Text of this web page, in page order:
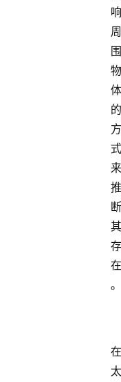
响
周
围
物
体
的
方
式
来
推
断
其
存
在
。
在
太